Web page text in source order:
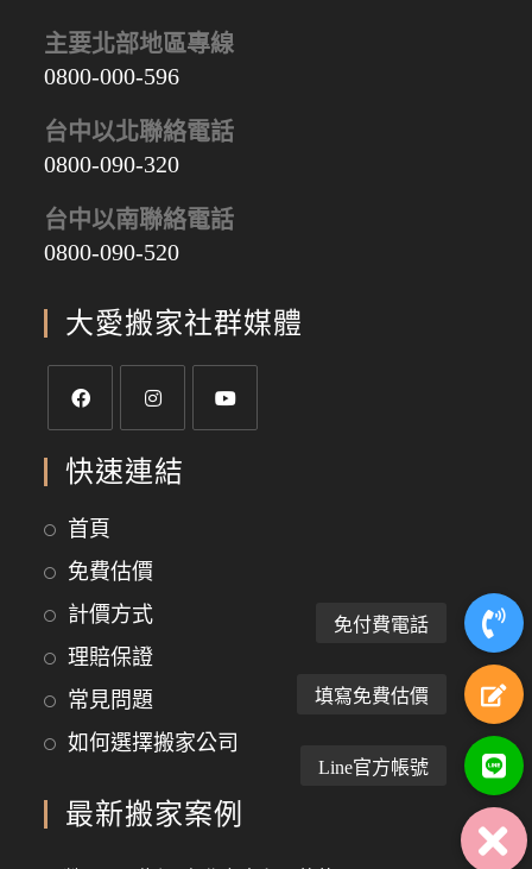
主要北部地區專線
0800-000-596
台中以北聯絡電話
0800-090-320
台中以南聯絡電話
0800-090-520
大愛搬家社群媒體
快速連結
首頁
免費估價
計價方式
理賠保證
常見問題
如何選擇搬家公司
最新搬家案例